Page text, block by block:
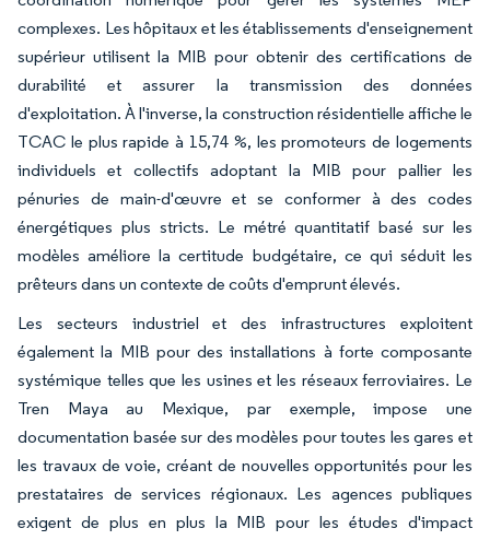
complexes. Les hôpitaux et les établissements d'enseignement
supérieur utilisent la MIB pour obtenir des certifications de
durabilité et assurer la transmission des données
d'exploitation. À l'inverse, la construction résidentielle affiche le
TCAC le plus rapide à 15,74 %, les promoteurs de logements
individuels et collectifs adoptant la MIB pour pallier les
pénuries de main-d'œuvre et se conformer à des codes
énergétiques plus stricts. Le métré quantitatif basé sur les
modèles améliore la certitude budgétaire, ce qui séduit les
prêteurs dans un contexte de coûts d'emprunt élevés.
Les secteurs industriel et des infrastructures exploitent
également la MIB pour des installations à forte composante
systémique telles que les usines et les réseaux ferroviaires. Le
Tren Maya au Mexique, par exemple, impose une
documentation basée sur des modèles pour toutes les gares et
les travaux de voie, créant de nouvelles opportunités pour les
prestataires de services régionaux. Les agences publiques
exigent de plus en plus la MIB pour les études d'impact